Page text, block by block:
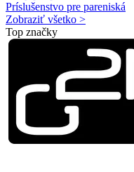
Príslušenstvo pre pareniská
Zobraziť všetko >
Top značky